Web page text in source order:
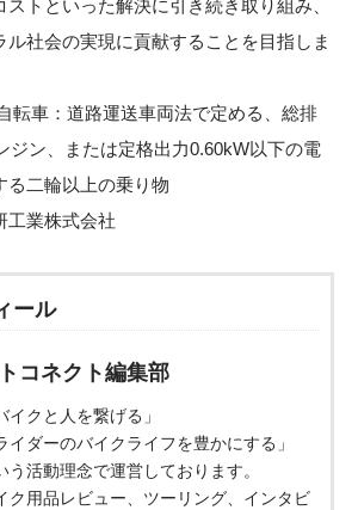
トといった解決に引き続き取り組み、
ル社会の実現に貢献することを目指しま
転車：道路運送車両法で定める、総排
ジン、または定格出力0.60kW以下の電
る二輪以上の乗り物
工業株式会社
ール
コネクト編集部
イクと人を繋げる」
イダーのバイクライフを豊かにする」
う活動理念で運営しております。
ク用品レビュー、ツーリング、インタビ